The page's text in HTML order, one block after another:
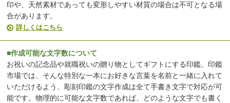
印や、天然素材であっても変形しやすい材質の場合は不可となる場
合があります。
詳しくはこちら
■作成可能な文字数について
お祝いの記念品や就職祝いの贈り物としてギフトにする印鑑。印鑑
市場では、そんな特別な一本にお好きな言葉を名前と一緒に入れて
いただけるよう、彫刻印鑑の文字作成は全て手書き文字で対応が可
能です。物理的に可能な文字数であれば、どのような文字でも書く